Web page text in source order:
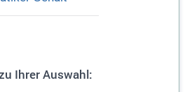
Ihrer Auswahl: